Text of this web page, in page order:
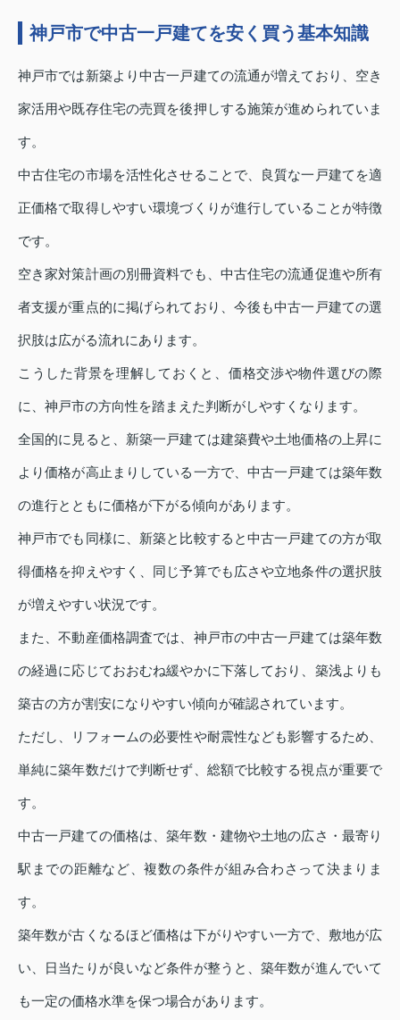
神戸市で中古一戸建てを安く買う基本知識
神戸市では新築より中古一戸建ての流通が増えており、空き
家活用や既存住宅の売買を後押しする施策が進められていま
す。
中古住宅の市場を活性化させることで、良質な一戸建てを適
正価格で取得しやすい環境づくりが進行していることが特徴
です。
空き家対策計画の別冊資料でも、中古住宅の流通促進や所有
者支援が重点的に掲げられており、今後も中古一戸建ての選
択肢は広がる流れにあります。
こうした背景を理解しておくと、価格交渉や物件選びの際
に、神戸市の方向性を踏まえた判断がしやすくなります。
全国的に見ると、新築一戸建ては建築費や土地価格の上昇に
より価格が高止まりしている一方で、中古一戸建ては築年数
の進行とともに価格が下がる傾向があります。
神戸市でも同様に、新築と比較すると中古一戸建ての方が取
得価格を抑えやすく、同じ予算でも広さや立地条件の選択肢
が増えやすい状況です。
また、不動産価格調査では、神戸市の中古一戸建ては築年数
の経過に応じておおむね緩やかに下落しており、築浅よりも
築古の方が割安になりやすい傾向が確認されています。
ただし、リフォームの必要性や耐震性なども影響するため、
単純に築年数だけで判断せず、総額で比較する視点が重要で
す。
中古一戸建ての価格は、築年数・建物や土地の広さ・最寄り
駅までの距離など、複数の条件が組み合わさって決まりま
す。
築年数が古くなるほど価格は下がりやすい一方で、敷地が広
い、日当たりが良いなど条件が整うと、築年数が進んでいて
も一定の価格水準を保つ場合があります。